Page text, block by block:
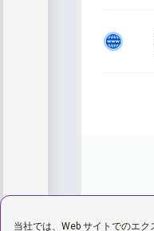
当社では、Web サイトでのエ